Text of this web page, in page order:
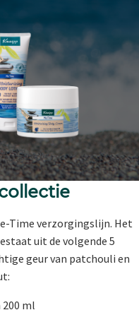
Time verzorgingslijn. Het
uit de volgende 5
geur van patchouli en
200 ml